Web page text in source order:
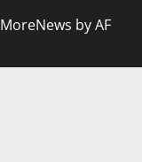
MoreNews by AF